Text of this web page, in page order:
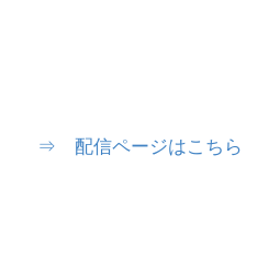
⇒ 配信ページはこちら